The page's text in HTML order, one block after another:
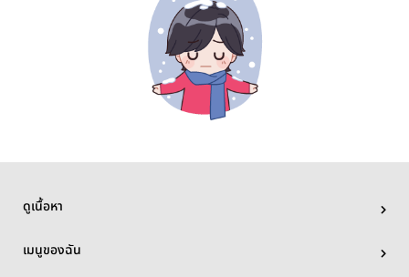
ดูเนื้อหา
เมนูของฉัน